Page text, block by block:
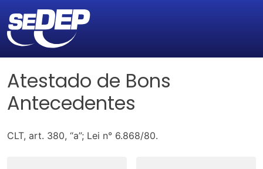
Atestado de Bons
Antecedentes
CLT, art. 380, “a”; Lei n° 6.868/80.